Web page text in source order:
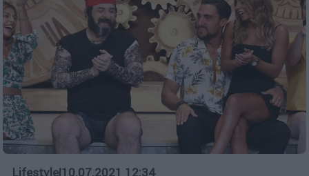
Lifestyle|10.07.2021 12:34